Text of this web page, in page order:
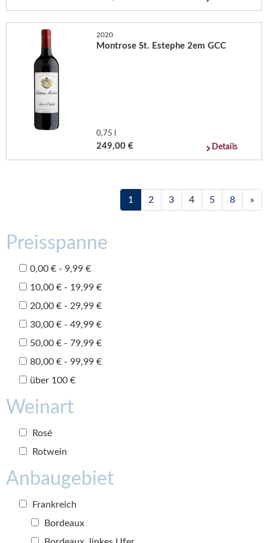
2020
Montrose St. Estephe 2em GCC
0,75 l
249,00 € Details
1 2 3 4 5 8 »
Preisspanne
0,00 € - 9,99 €
10,00 € - 19,99 €
20,00 € - 29,99 €
30,00 € - 49,99 €
50,00 € - 79,99 €
80,00 € - 99,99 €
über 100 €
Weinart
Rosé
Rotwein
Anbaugebiet
Frankreich
Bordeaux